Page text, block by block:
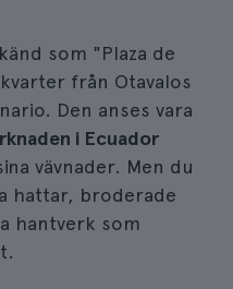
som "Plaza de
från Otavalos
Den anses vara
i Ecuador
vävnader. Men du
hattar, broderade
hantverk som